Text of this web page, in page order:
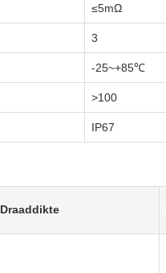
≤5mΩ
3
-25~+85℃
>100
IP67
Draaddikte